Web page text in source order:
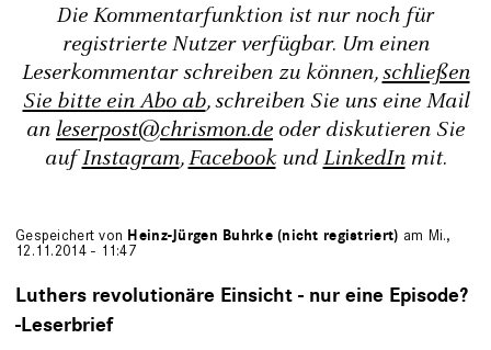
Die Kommentarfunktion ist nur noch für
registrierte Nutzer verfügbar. Um einen
Leserkommentar schreiben zu können,schließen
Sie bitte ein Abo ab, schreiben Sie uns eine Mail
an leserpost@chrismon.de oder diskutieren Sie
aufInstagram,FacebookundLinkedInmit.
Gespeichert von Heinz-Jürgen Buhrke (nicht registriert) am Mi.,
12.11.2014 - 11:47
Luthers revolutionäre Einsicht - nur eine Episode?
-Leserbrief